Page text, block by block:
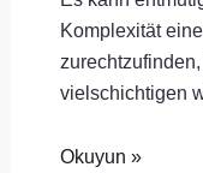
Komplexität
vielschichtigen
Okuyun »